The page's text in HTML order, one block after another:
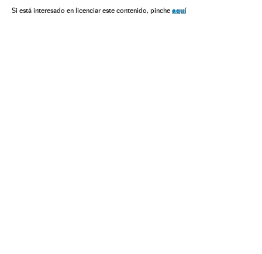
Série ficção científica HBO Netflix
Si está interesado en licenciar este contenido, pinche aquí